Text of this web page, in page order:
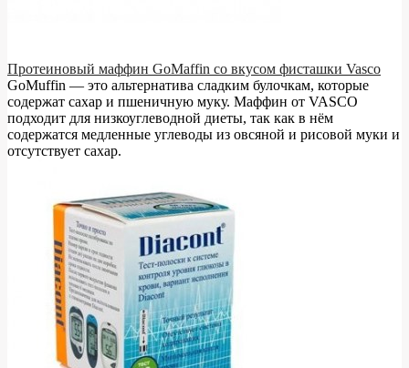
Протеиновый маффин GoMaffin со вкусом фисташки Vasco
GoMuffin — это альтернатива сладким булочкам, которые
содержат сахар и пшеничную муку. Маффин от VASCO
подходит для низкоуглеводной диеты, так как в нём
содержатся медленные углеводы из овсяной и рисовой муки и
отсутствует сахар.